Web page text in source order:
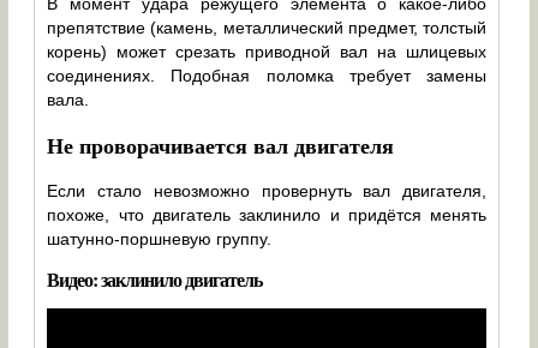
В момент удара режущего элемента о какое-либо
препятствие (камень, металлический предмет, толстый
корень) может срезать приводной вал на шлицевых
соединениях. Подобная поломка требует замены
вала.
Не проворачивается вал двигателя
Если стало невозможно провернуть вал двигателя,
похоже, что двигатель заклинило и придётся менять
шатунно-поршневую группу.
Видео: заклинило двигатель